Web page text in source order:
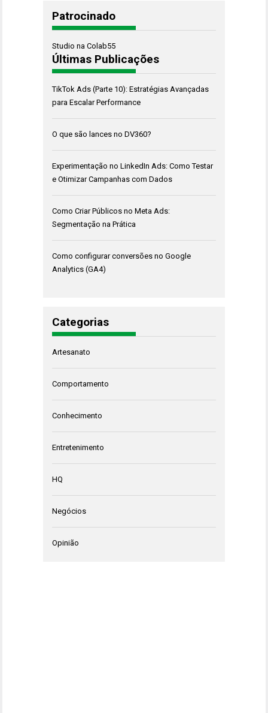
Patrocinado
Studio na Colab55
Últimas Publicações
TikTok Ads (Parte 10): Estratégias Avançadas
para Escalar Performance
O que são lances no DV360?
Experimentação no LinkedIn Ads: Como Testar
e Otimizar Campanhas com Dados
Como Criar Públicos no Meta Ads:
Segmentação na Prática
Como configurar conversões no Google
Analytics (GA4)
Categorias
Artesanato
Comportamento
Conhecimento
Entretenimento
HQ
Negócios
Opinião